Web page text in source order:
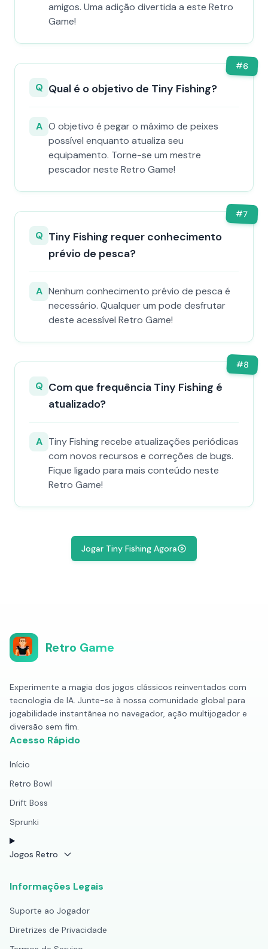
amigos. Uma adição divertida a este Retro
Game!
#6
Q Qual é o objetivo de Tiny Fishing?
A O objetivo é pegar o máximo de peixes
possível enquanto atualiza seu
equipamento. Torne-se um mestre
pescador neste Retro Game!
#7
Q Tiny Fishing requer conhecimento
prévio de pesca?
A Nenhum conhecimento prévio de pesca é
necessário. Qualquer um pode desfrutar
deste acessível Retro Game!
#8
Q Com que frequência Tiny Fishing é
atualizado?
A Tiny Fishing recebe atualizações periódicas
com novos recursos e correções de bugs.
Fique ligado para mais conteúdo neste
Retro Game!
Jogar Tiny Fishing Agora
Retro Game
Experimente a magia dos jogos clássicos reinventados com
tecnologia de IA. Junte-se à nossa comunidade global para
jogabilidade instantânea no navegador, ação multijogador e
diversão sem fim.
Acesso Rápido
Início
Retro Bowl
Drift Boss
Sprunki
Jogos Retro
Informações Legais
Suporte ao Jogador
Diretrizes de Privacidade